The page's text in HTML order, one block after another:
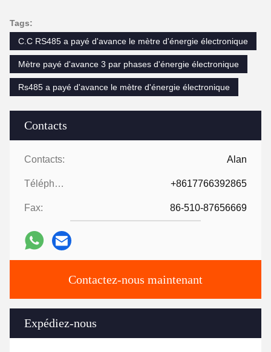
Contacts
Contacts: Alan
Téléphone: +8617766392865
Fax: 86-510-87656669
Contactez-nous maintenant
Expédiez-nous
Tags:
C.C RS485 a payé d'avance le mètre d'énergie électronique
Mètre payé d'avance 3 par phases d'énergie électronique
Rs485 a payé d'avance le mètre d'énergie électronique